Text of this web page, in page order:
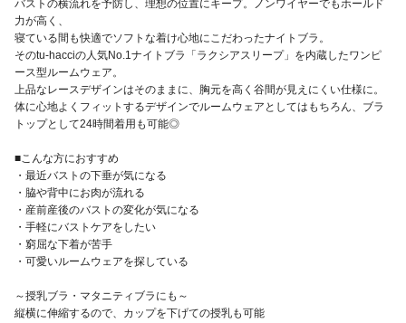
バストの横流れを予防し、理想の位置にキープ。ノンワイヤーでもホールド
力が高く、
寝ている間も快適でソフトな着け心地にこだわったナイトブラ。
そのtu-hacciの人気No.1ナイトブラ「ラクシアスリープ」を内蔵したワンピ
ース型ルームウェア。
上品なレースデザインはそのままに、胸元を高く谷間が見えにくい仕様に。
体に心地よくフィットするデザインでルームウェアとしてはもちろん、ブラ
トップとして24時間着用も可能◎
■こんな方におすすめ
・最近バストの下垂が気になる
・脇や背中にお肉が流れる
・産前産後のバストの変化が気になる
・手軽にバストケアをしたい
・窮屈な下着が苦手
・可愛いルームウェアを探している
～授乳ブラ・マタニティブラにも～
縦横に伸縮するので、カップを下げての授乳も可能